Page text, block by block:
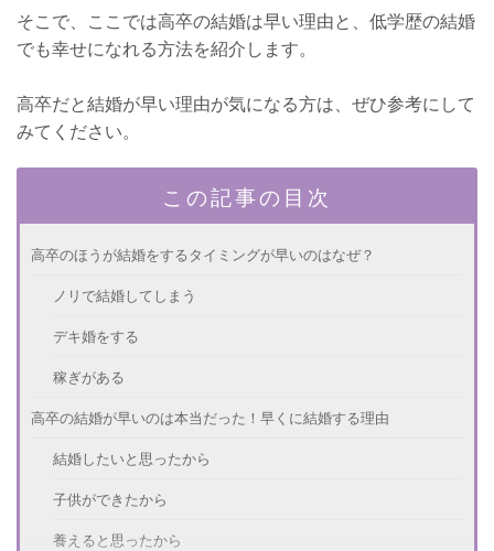
そこで、ここでは高卒の結婚は早い理由と、低学歴の結婚
でも幸せになれる方法を紹介します。
高卒だと結婚が早い理由が気になる方は、ぜひ参考にして
みてください。
この記事の目次
高卒のほうが結婚をするタイミングが早いのはなぜ？
ノリで結婚してしまう
デキ婚をする
稼ぎがある
高卒の結婚が早いのは本当だった！早くに結婚する理由
結婚したいと思ったから
子供ができたから
養えると思ったから